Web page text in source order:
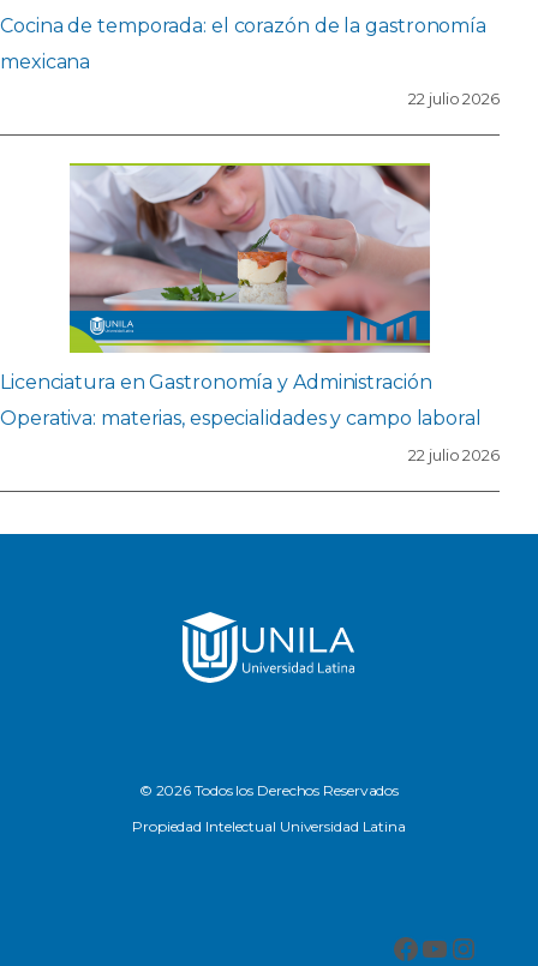
Cocina de temporada: el corazón de la gastronomía
mexicana
22 julio 2026
Licenciatura en Gastronomía y Administración
Operativa: materias, especialidades y campo laboral
22 julio 2026
© 2026 Todos los Derechos Reservados
Propiedad Intelectual Universidad Latina
Facebook